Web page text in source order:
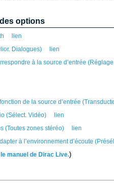
options
lien
Dialogues)
lien
à la source d’entrée
de la source d’entrée
(Sélect. Vidéo)
lien
(Toutes zones stéréo)
lien
à l’environnement d’écoute
manuel de Dirac Live.)